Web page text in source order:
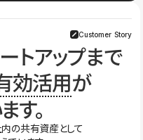
Customer Story
トアップまで
効活用が
す。
の共有資産として